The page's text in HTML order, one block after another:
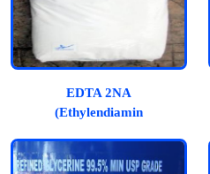
EDTA 2NA
(Ethylendiamin